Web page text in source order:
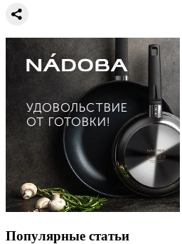
Популярные статьи